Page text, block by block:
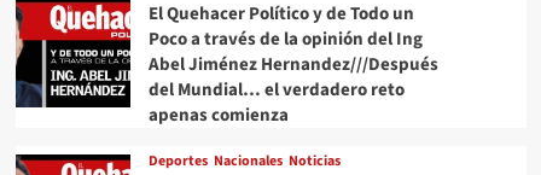
El Quehacer Político y de Todo un
Poco a través de la opinión del Ing
Abel Jiménez Hernandez///Después
del Mundial… el verdadero reto
apenas comienza
Deportes Nacionales Noticias